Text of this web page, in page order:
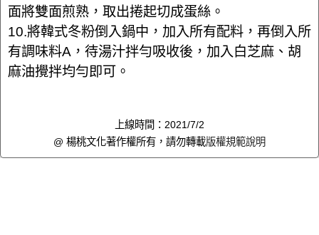
面將雙面煎熟，取出捲起切成蛋絲。
10.將韓式冬粉倒入鍋中，加入所有配料，再倒入所
有調味料A，待湯汁拌勻吸收後，加入白芝麻、胡
麻油攪拌均勻即可。
上線時間：2021/7/2
@ 楊桃文化著作權所有，請勿轉載版權規範說明